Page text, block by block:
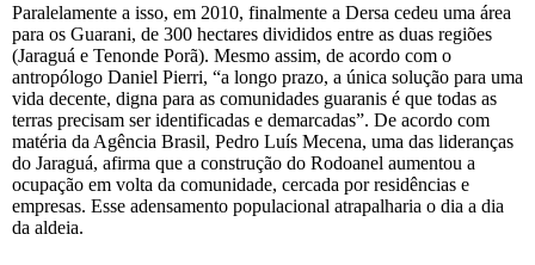
Paralelamente a isso, em 2010, finalmente a Dersa cedeu uma área
para os Guarani, de 300 hectares divididos entre as duas regiões
(Jaraguá e Tenonde Porã). Mesmo assim, de acordo com o
antropólogo Daniel Pierri, “a longo prazo, a única solução para uma
vida decente, digna para as comunidades guaranis é que todas as
terras precisam ser identificadas e demarcadas”. De acordo com
matéria da Agência Brasil, Pedro Luís Mecena, uma das lideranças
do Jaraguá, afirma que a construção do Rodoanel aumentou a
ocupação em volta da comunidade, cercada por residências e
empresas. Esse adensamento populacional atrapalharia o dia a dia
da aldeia.